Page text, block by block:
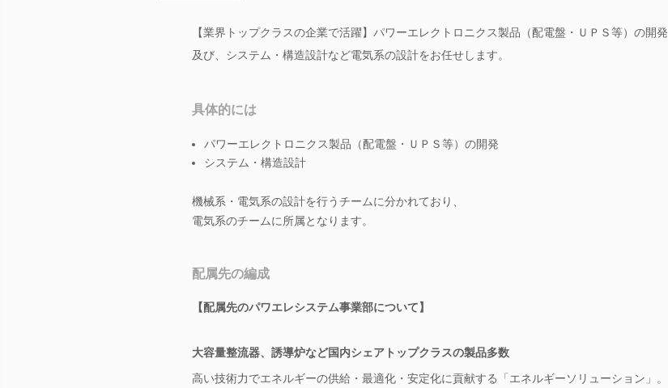
【業界トップクラスの企業で活躍】パワーエレクトロニクス製品（配電盤・ＵＰＳ等）の開発
及び、システム・構造設計など電気系の設計をお任せします。
具体的には
パワーエレクトロニクス製品（配電盤・ＵＰＳ等）の開発
システム・構造設計
機械系・電気系の設計を行うチームに分かれており、
電気系のチームに所属となります。
配属先の編成
【配属先のパワエレシステム事業部について】
大容量整流器、誘導炉など国内シェアトップクラスの製品多数
高い技術力でエネルギーの供給・最適化・安定化に貢献する「エネルギーソリューション」。